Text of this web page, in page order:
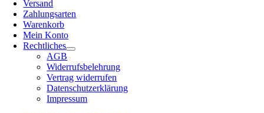
Versand
Zahlungsarten
Warenkorb
Mein Konto
Rechtliches
AGB
Widerrufsbelehrung
Vertrag widerrufen
Datenschutzerklärung
Impressum